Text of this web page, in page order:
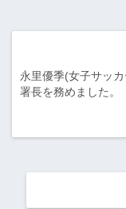
永里優季(女子サッ
署長を務めました。